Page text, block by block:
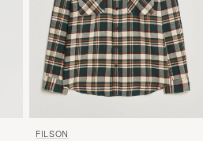
FILSON